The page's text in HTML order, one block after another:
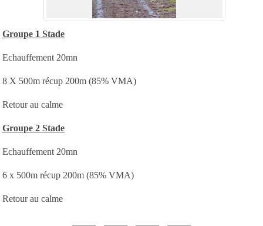
Groupe 1 Stade
Echauffement 20mn
8 X 500m récup 200m (85% VMA)
Retour au calme
Groupe 2 Stade
Echauffement 20mn
6 x 500m récup 200m (85% VMA)
Retour au calme